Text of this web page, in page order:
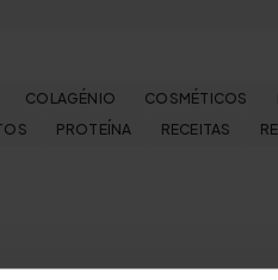
COLAGÉNIO COSMÉTICOS
PROTEÍNA RECEITAS